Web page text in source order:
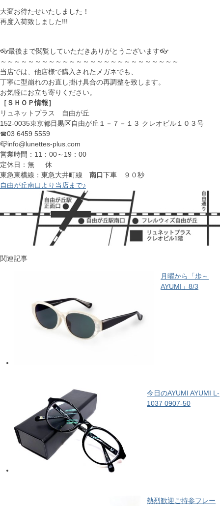
大変お待たせいたしました！
再度入荷致しました!!!
👓最後まで閲覧していただきありがとうございます👓
～～～～～～～～～～～～～～～～～～～～～～～～～～
当店では、他店様で購入されたメガネでも、
丁寧に型崩れのお直し掛け具合の再調整を致します。
お気軽にお立ち寄りください。
［ＳＨＯＰ情報］
リュネットプラス 自由が丘
152-0035東京都目黒区自由が丘１－７－１３ クレオビル１０３号
☎03 6459 5559
📪info@lunettes-plus.com
営業時間：11：00～19：00
定休日：無 休
東急東横線：東急大井町線 南口下車 ９０秒
自由が丘南口より当店まで♪
関連記事
月曜から「歩～
AYUMI」8/3
今日のAYUMI AYUMI L-
1037 0907-50
熱烈歓迎ご持参フレー